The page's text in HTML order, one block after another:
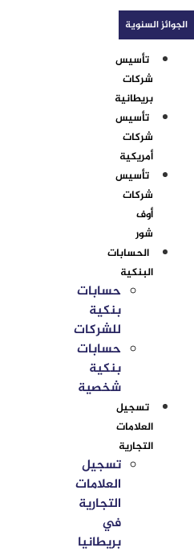
الجوائز السنوية
تأسيس
شركات
بريطانية
تأسيس
شركات
أمريكية
تأسيس
شركات
أوف
شور
الحسابات
البنكية
حسابات
بنكية
للشركات
حسابات
بنكية
شخصية
تسجيل
العلامات
التجارية
تسجيل
العلامات
التجارية
في
بريطانيا